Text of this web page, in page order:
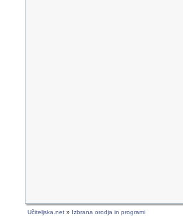
Učiteljska.net » Izbrana orodja in programi